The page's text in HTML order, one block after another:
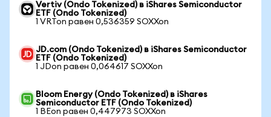
Vertiv (Ondo Tokenized) в iShares Semiconductor
ETF (Ondo Tokenized)
1 VRTon равен 0,536359 SOXXon
JD.com (Ondo Tokenized) в iShares Semiconductor
ETF (Ondo Tokenized)
1 JDon равен 0,064617 SOXXon
Bloom Energy (Ondo Tokenized) в iShares
Semiconductor ETF (Ondo Tokenized)
1 BEon равен 0,447973 SOXXon